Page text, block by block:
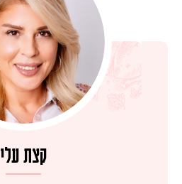
קצת עלי